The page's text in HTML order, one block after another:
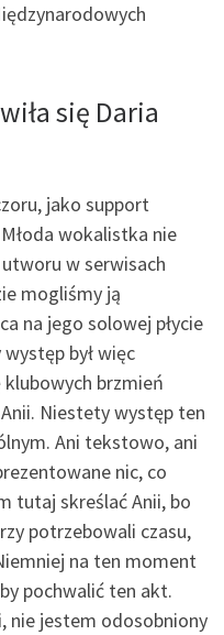
się Daria
jako support
wokalistka nie
w serwisach
mogliśmy ją
na jego solowej płycie
występ był więc
brzmień
Anii. Niestety występ ten
Ani tekstowo, ani
nic, co
tutaj skreślać Anii, bo
potrzebowali czasu,
na ten moment
pochwalić ten akt.
nie jestem odosobniony